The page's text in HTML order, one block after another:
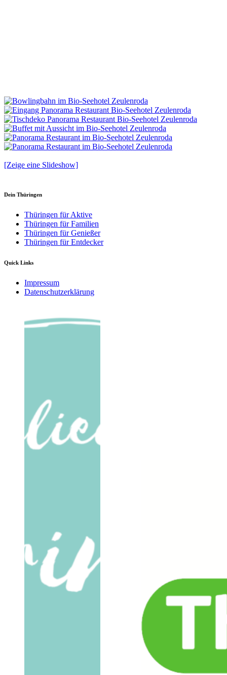
[Zeige eine Slideshow]
Dein Thüringen
Thüringen für Aktive
Thüringen für Familien
Thüringen für Genießer
Thüringen für Entdecker
Quick Links
Impressum
Datenschutzerklärung